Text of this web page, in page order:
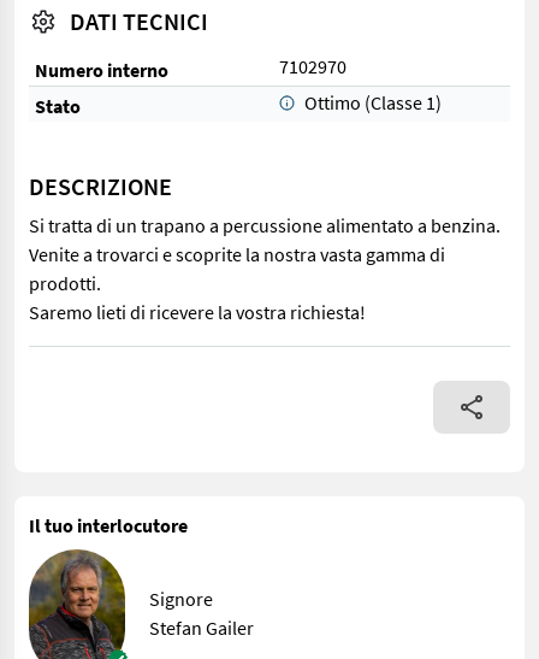
DATI TECNICI
Numero interno
7102970
Stato
Ottimo (Classe 1)
DESCRIZIONE
Si tratta di un trapano a percussione alimentato a benzina.
Venite a trovarci e scoprite la nostra vasta gamma di
prodotti.
Saremo lieti di ricevere la vostra richiesta!
Si tratta di un trapano a percussione alimentato a benzina.
Il tuo interlocutore
Signore
Stefan Gailer